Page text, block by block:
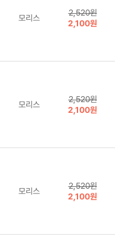
모리스
2,520원
2,100원
모리스
2,520원
2,100원
모리스
2,520원
2,100원